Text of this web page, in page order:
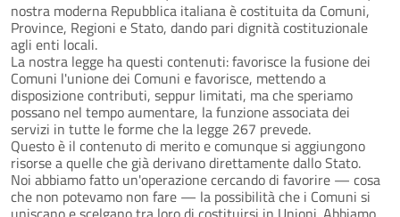
nostra moderna Repubblica italiana è costituita da Comuni,
Province, Regioni e Stato, dando pari dignità costituzionale
agli enti locali.
La nostra legge ha questi contenuti: favorisce la fusione dei
Comuni l'unione dei Comuni e favorisce, mettendo a
disposizione contributi, seppur limitati, ma che speriamo
possano nel tempo aumentare, la funzione associata dei
servizi in tutte le forme che la legge 267 prevede.
Questo è il contenuto di merito e comunque si aggiungono
risorse a quelle che già derivano direttamente dallo Stato.
Noi abbiamo fatto un'operazione cercando di favorire — cosa
che non potevamo non fare — la possibilità che i Comuni si